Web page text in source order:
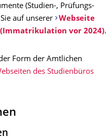
(Studien-, Prüfungs-
auf unserer
Webseite
vor 2024).
Form der Amtlichen
des Studienbüros